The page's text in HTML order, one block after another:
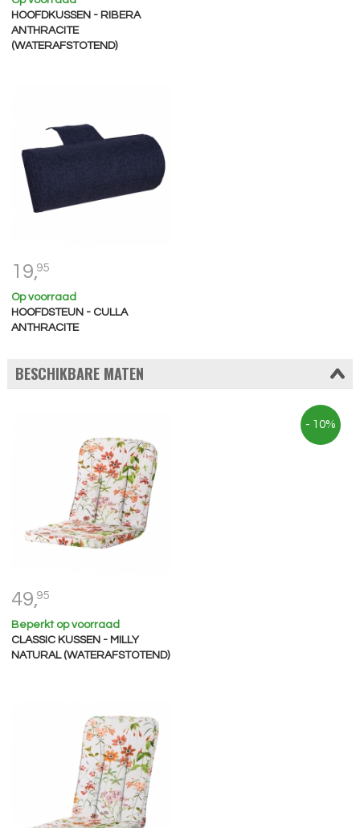
HOOFDKUSSEN - RIBERA
ANTHRACITE
(WATERAFSTOTEND)
19,95
Op voorraad
HOOFDSTEUN - CULLA
ANTHRACITE
BESCHIKBARE MATEN
49,95
Beperkt op voorraad
CLASSIC KUSSEN - MILLY
NATURAL (WATERAFSTOTEND)
- 10%